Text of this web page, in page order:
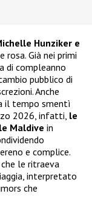
Hunziker e
rosa. Già nei primi
di compleanno
pubblico di
Anche
il tempo smentì
2026, infatti, le
Maldive in
e complice.
le ritraeva
interpretato
che